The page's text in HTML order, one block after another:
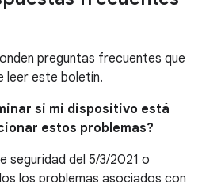
preguntas frecuentes que
leer este boletín.
si mi dispositivo está
estos problemas?
seguridad del 5/3/2021 o
los problemas asociados con